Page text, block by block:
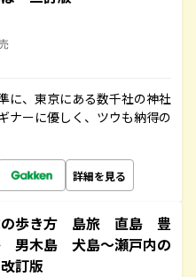
に、東京にある数千社の神社
ナーに優しく、ツウも納得の
詳細を見る
歩き方 島旅 直島 豊
木島 犬島～瀬戸内の
訂版